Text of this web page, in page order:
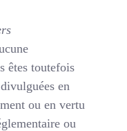
êtes toutefois
en
ou en vertu
ou